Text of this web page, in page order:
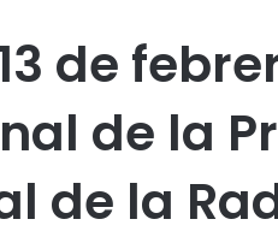
de
de la
de la